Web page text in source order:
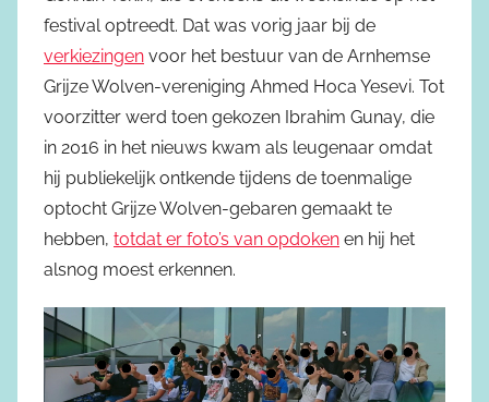
festival optreedt. Dat was vorig jaar bij de
verkiezingen voor het bestuur van de Arnhemse
Grijze Wolven-vereniging Ahmed Hoca Yesevi. Tot
voorzitter werd toen gekozen Ibrahim Gunay, die
in 2016 in het nieuws kwam als leugenaar omdat
hij publiekelijk ontkende tijdens de toenmalige
optocht Grijze Wolven-gebaren gemaakt te
hebben, totdat er foto’s van opdoken en hij het
alsnog moest erkennen.